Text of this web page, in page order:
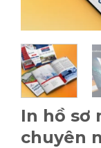
In hồ sơ
chuyên